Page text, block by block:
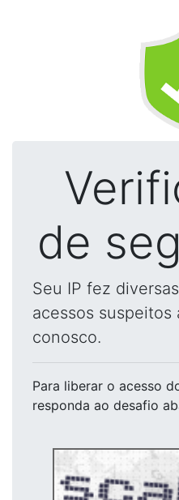
de
Seu IP fez
acessos suspeitos
conosco.
Para liberar o acesso
responda ao desafio